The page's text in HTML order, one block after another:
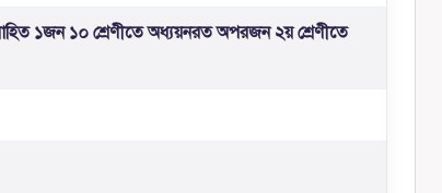
১জন ১০ শ্রেণীতে অধ্যয়নরত অপরজন ২য় শ্রেণীতে